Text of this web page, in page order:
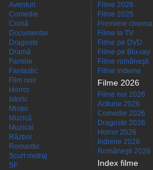
Aventuri
Comedie
Crimă
Documentar
Dragoste
Dramă
Familie
Fantastic
Film noir
Horror
Istoric
Mister
Muzică
Muzical
Război
Romantic
Scurt metraj
SF
Filme 2026
Filme 2025
Premiere cinema
Filme la TV
Filme pe DVD
Filme pe Blu-ray
Filme româneşti
Filme indiene
Filme 2026
Filme noi 2026
Actiune 2026
Comedie 2026
Dragoste 2026
Horror 2026
Indiene 2026
Româneşti 2026
Index filme